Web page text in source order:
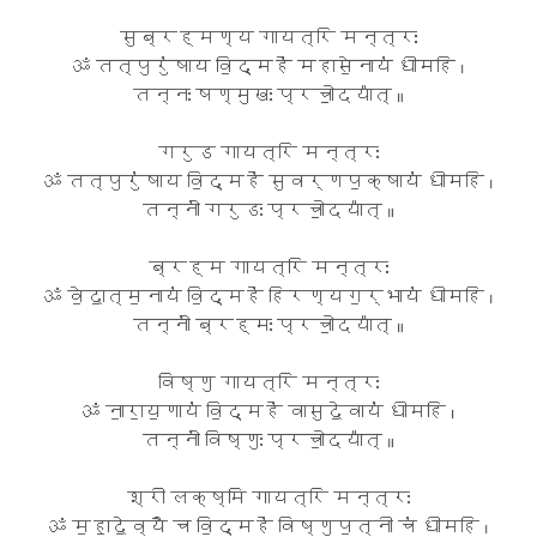
सुब्रह्मण्य गायत्रि मन्त्रः
ॐ तत्पुरु॑षाय वि॒द्महे॑ महासे॒नाय॑ धीमहि ।
तन्नः षण्मुखः प्रचो॒दया᳚त् ॥
गरुड गायत्रि मन्त्रः
ॐ तत्पुरु॑षाय वि॒द्महे॑ सुवर्णप॒क्षाय॑ धीमहि ।
तन्नो॑ गरुडः प्रचो॒दया᳚त् ॥
ब्रह्म गायत्रि मन्त्रः
ॐ वे॒दा॒त्म॒नाय॑ वि॒द्महे॑ हिरण्यग॒र्भाय॑ धीमहि ।
तन्नो॑ ब्रह्मः प्रचो॒दया᳚त् ॥
विष्णु गायत्रि मन्त्रः
ॐ ना॒रा॒य॒णाय॑ वि॒द्महे॑ वासुदे॒वाय॑ धीमहि ।
तन्नो॑ विष्णुः प्रचो॒दया᳚त् ॥
श्री लक्ष्मि गायत्रि मन्त्रः
ॐ म॒हा॒दे॒व्यै च वि॒द्महे॑ विष्णुप॒त्नी च॑ धीमहि ।